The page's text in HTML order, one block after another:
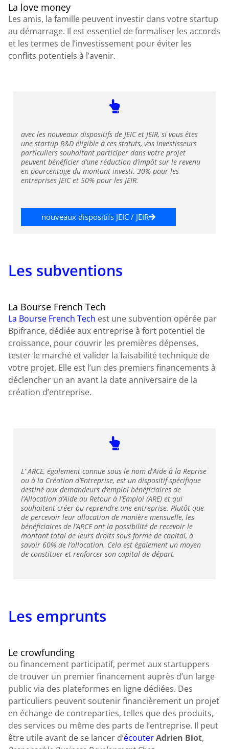
La love money
Les amis, la famille peuvent investir dans votre startup
au démarrage. Il est essentiel de formaliser les accords
et les termes de l’investissement pour éviter les
conflits potentiels à l’avenir.
avec les nouveaux dispositifs de JEIC et JEIR, si vous êtes
une startup R&D éligible à ces statuts, vos investisseurs
particuliers souhaitant participer dans votre projet
peuvent bénéficier d’une réduction d’impôt sur le revenu
en pourcentage du montant investi. 30% pour les
entreprises JEIC et 50% pour les JEIR.
nouveaux dispositifs JEIC / JEIR
Les subventions
La Bourse French Tech
La Bourse French Tech est une subvention opérée par
Bpifrance, dédiée aux entreprise à fort potentiel de
croissance, pour couvrir les premières dépenses,
tester le marché et valider la faisabilité technique de
votre projet. Elle est l’un des premiers financements à
déclencher un an avant la date anniversaire de la
création d’entreprise.
L’ ARCE, également connue sous le nom d’Aide à la Reprise
ou à la Création d’Entreprise, est un dispositif spécifique
destiné aux demandeurs d’emploi bénéficiaires de
l’Allocation d’Aide au Retour à l’Emploi (ARE) et qui
souhaitent créer ou reprendre une entreprise. Plutôt que
de percevoir leur allocation de manière mensuelle, les
bénéficiaires de l’ARCE ont la possibilité de recevoir le
montant total de leurs droits sous forme de capital, à
savoir 60% de l’allocation. Cela est également un moyen
de constituer et renforcer son capital de départ.
Les emprunts
Le crowfunding
ou financement participatif, permet aux startuppers
de trouver un premier financement auprès d’un large
public via des plateformes en ligne dédiées. Des
particuliers peuvent soutenir financièrement un projet
en échange de contreparties, telles que des produits,
des services ou même des parts de l’entreprise. Il peut
être utile avant de se lancer d’écouterAdrien Biot,